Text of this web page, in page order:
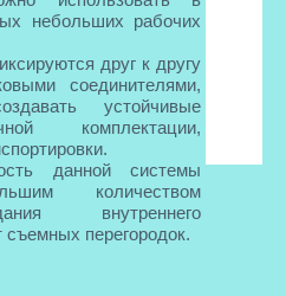
небольших рабочих
друг к другу
соединителями,
устойчивые
комплектации,
данной системы
количеством
внутреннего
съемных перегородок.